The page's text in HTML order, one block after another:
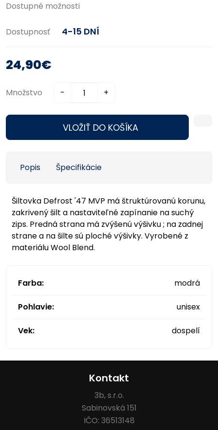
Dostupné možnosti
Dostupnosť 4-15 DNÍ
24,90€
Množstvo - +
VLOŽIŤ DO KOŠÍKA
Popis Špecifikácie
Šiltovka Defrost '47 MVP má štruktúrovanú korunu,
zakrivený šilt a nastaviteľné zapínanie na suchý
zips. Predná strana má zvýšenú výšivku ; na zadnej
strane a na šilte sú ploché výšivky. Vyrobené z
materiálu Wool Blend.
Farba: modrá
Pohlavie: unisex
Vek: dospelí
Kontakt
3b, s.r.o.
Sabinovská 151
IČO: 36513148